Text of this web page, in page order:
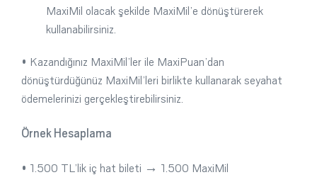
MaxiMil olacak şekilde MaxiMil’e dönüştürerek
kullanabilirsiniz.
• Kazandığınız MaxiMil’ler ile MaxiPuan’dan
dönüştürdüğünüz MaxiMil’leri birlikte kullanarak seyahat
ödemelerinizi gerçekleştirebilirsiniz.
Örnek Hesaplama
• 1.500 TL’lik iç hat bileti → 1.500 MaxiMil